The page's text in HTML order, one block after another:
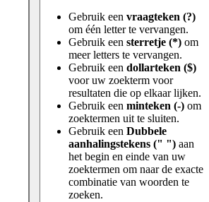
Gebruik een vraagteken (?)
om één letter te vervangen.
Gebruik een sterretje (*) om
meer letters te vervangen.
Gebruik een dollarteken ($)
voor uw zoekterm voor
resultaten die op elkaar lijken.
Gebruik een minteken (-) om
zoektermen uit te sluiten.
Gebruik een Dubbele
aanhalingstekens (" ") aan
het begin en einde van uw
zoektermen om naar de exacte
combinatie van woorden te
zoeken.